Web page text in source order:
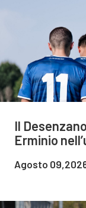
Il
Erminio
Agosto